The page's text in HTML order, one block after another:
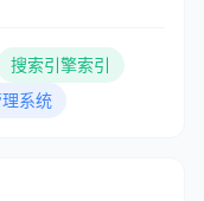
搜索引擎索引
系统